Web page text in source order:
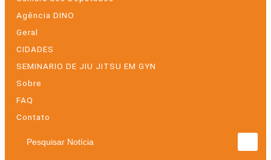
Agência DINO
Geral
CIDADES
SEMINARIO DE JIU JITSU EM GYN
Sobre
FAQ
Contato
Pesquisar Notícia